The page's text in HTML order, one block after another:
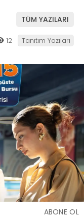
TÜM YAZILARI
12 Tanıtım Yazıları
ABONE OL